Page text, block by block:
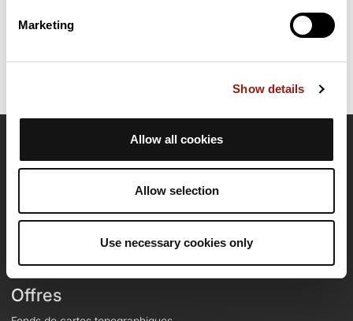
Marketing
Show details
Allow all cookies
Allow selection
Use necessary cookies only
Dernière modification de la fiche parcours: 15 avril 2022 à 06:44:47.
Identifiant du parcours: 14575674
OpenRunner
À propos
Le Mag'
Offres